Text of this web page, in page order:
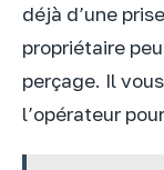
déjà d’une
propriétaire
perçage. Il
l’opérateur